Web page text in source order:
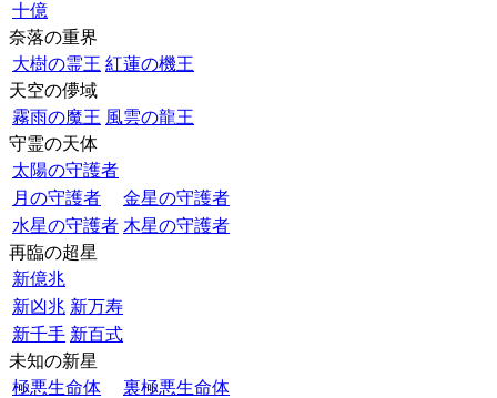
十億
奈落の重界
大樹の霊王 紅蓮の機王
天空の儚域
霧雨の魔王 風雲の龍王
守霊の天体
太陽の守護者
月の守護者
金星の守護者
水星の守護者 木星の守護者
再臨の超星
新億兆
新凶兆 新万寿
新千手 新百式
未知の新星
極悪生命体
裏極悪生命体